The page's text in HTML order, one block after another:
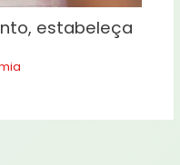
estabeleça